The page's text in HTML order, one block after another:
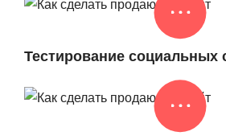
Тестирование социальных